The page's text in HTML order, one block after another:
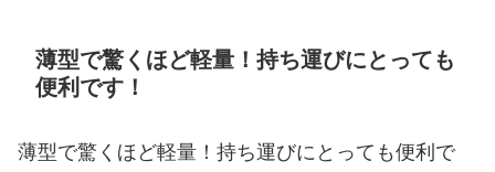
薄型で驚くほど軽量！持ち運びにとっても
便利です！
薄型で驚くほど軽量！持ち運びにとっても便利で